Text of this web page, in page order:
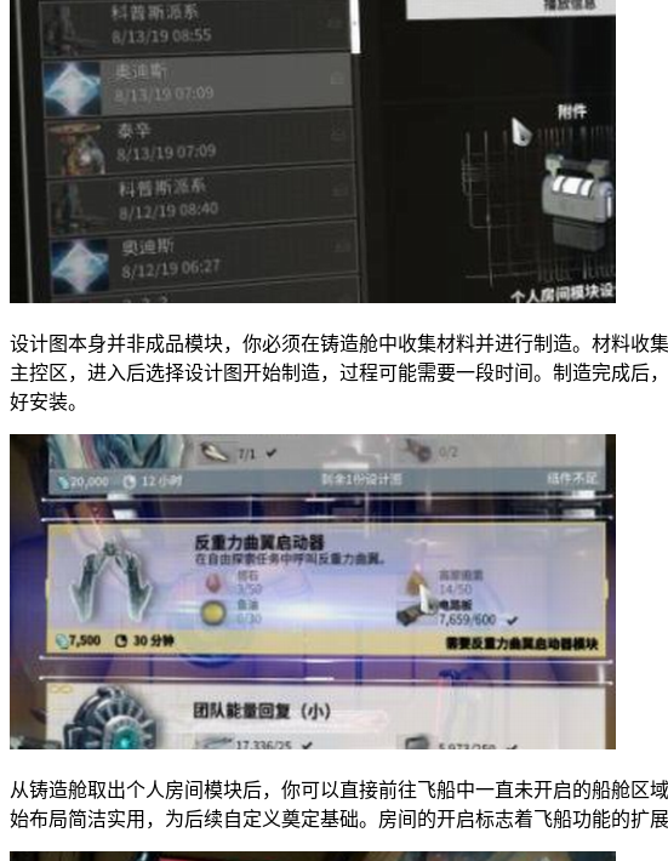
设计图本身并非成品模块，你必须在铸造舱中收集材料并进行制造。材料
主控区，进入后选择设计图开始制造，过程可能需要一段时间。制造完成
好安装。
从铸造舱取出个人房间模块后，你可以直接前往飞船中一直未开启的船舱
始布局简洁实用，为后续自定义奠定基础。房间的开启标志着飞船功能的扩